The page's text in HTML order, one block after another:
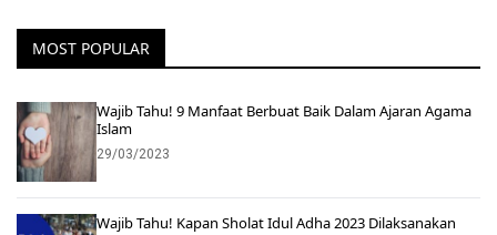
MOST POPULAR
Wajib Tahu! 9 Manfaat Berbuat Baik Dalam Ajaran Agama
Islam
29/03/2023
Wajib Tahu! Kapan Sholat Idul Adha 2023 Dilaksanakan